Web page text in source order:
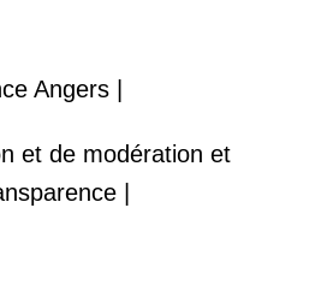
Angers |
et de modération et
|